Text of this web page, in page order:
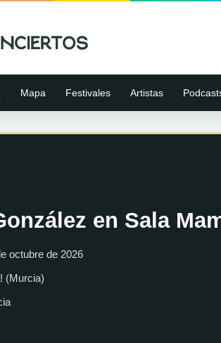
Mapa Festivales Artistas
en Sala
octubre de 2026
(Murcia)